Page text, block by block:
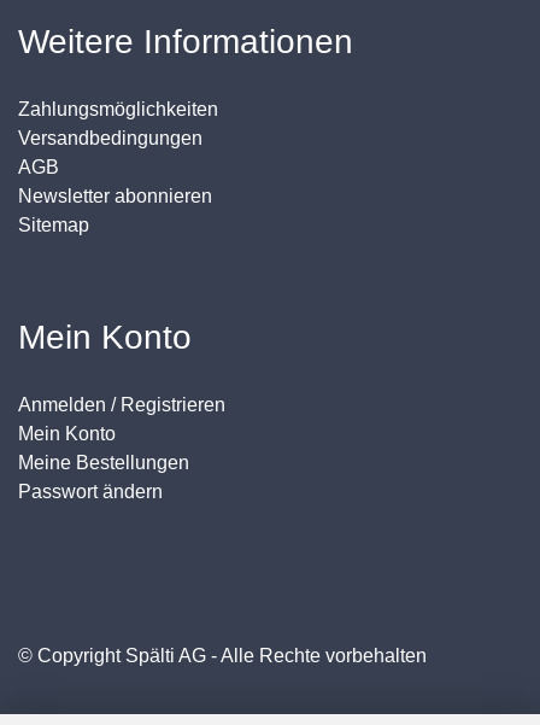
Weitere Informationen
Zahlungsmöglichkeiten
Versandbedingungen
AGB
Newsletter abonnieren
Sitemap
Mein Konto
Anmelden / Registrieren
Mein Konto
Meine Bestellungen
Passwort ändern
© Copyright Spälti AG - Alle Rechte vorbehalten